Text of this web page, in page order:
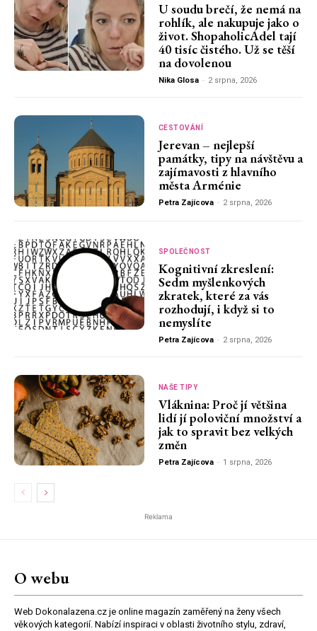
U soudu brečí, že nemá na
rohlík, ale nakupuje jako o
život. ShopaholicAdel tají
40 tisíc čistého. Už se těší
na dovolenou
Nika Glosa - 2 srpna, 2026
CESTOVÁNÍ
Jerevan – nejlepší
památky, tipy na návštěvu a
zajímavosti z hlavního
města Arménie
Petra Zajícova - 2 srpna, 2026
SPOLEČNOST
Kognitivní zkreslení:
Sedm myšlenkových
zkratek, které za vás
rozhodují, i když si to
nemyslíte
Petra Zajícova - 2 srpna, 2026
NAŠE TIPY
Vláknina: Proč jí většina
lidí jí poloviční množství a
jak to spravit bez velkých
změn
Petra Zajícova - 1 srpna, 2026
Reklama
O webu
Web Dokonalazena.cz je online magazín zaměřený na ženy všech
věkových kategorií. Nabízí inspiraci v oblasti životního stylu, zdraví,